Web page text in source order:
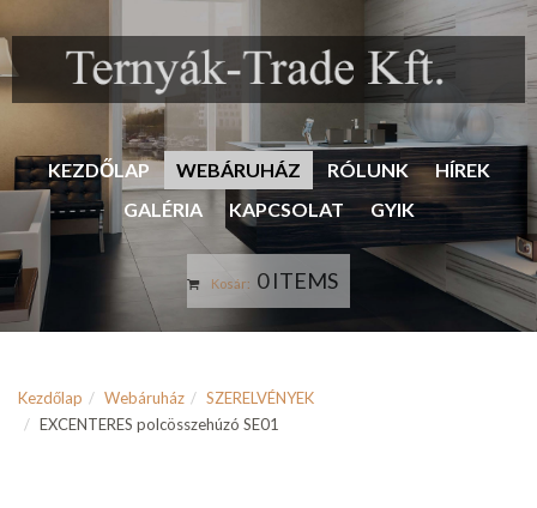
KEZDŐLAP WEBÁRUHÁZ RÓLUNK
HÍREK
GALÉRIA
KAPCSOLAT GYIK
Kosár: 0 ITEMS
Kezdőlap Webáruház
SZERELVÉNYEK
EXCENTERES polcösszehúzó SE01